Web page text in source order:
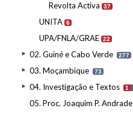
Revolta Activa 37
UNITA 6
UPA/FNLA/GRAE 22
02. Guiné e Cabo Verde 277
03. Moçambique 73
04. Investigação e Textos 1
05. Proc. Joaquim P. Andrade